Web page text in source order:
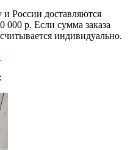
России доставляются
000 р. Если сумма заказа
индивидуально.